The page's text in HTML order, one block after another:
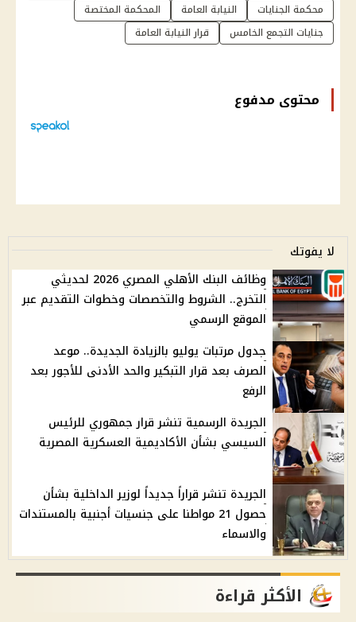
محكمة الجنايات
النيابة العامة
المحكمة المختصة
جنايات التجمع الخامس
قرار النيابة العامة
محتوى مدفوع
لا يفوتك
وظائف البنك الأهلي المصري 2026 لحديثي
التخرج.. الشروط والتخصصات وخطوات التقديم عبر
الموقع الرسمي
جدول مرتبات يوليو بالزيادة الجديدة.. موعد
الصرف بعد قرار التبكير والحد الأدنى للأجور بعد
الرفع
الجريدة الرسمية تنشر قرار جمهوري للرئيس
السيسي بشأن الأكاديمية العسكرية المصرية
الجريدة تنشر قراراً جديداً لوزير الداخلية بشأن
حصول 21 مواطنا على جنسيات أجنبية بالمستندات
والاسماء
الأكثر قراءة